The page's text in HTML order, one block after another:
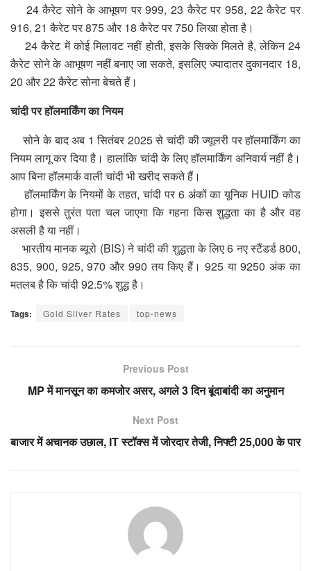
24 कैरेट सोने के आभूषण पर 999, 23 कैरेट पर 958, 22 कैरेट पर
916, 21 कैरेट पर 875 और 18 कैरेट पर 750 लिखा होता है।
24 कैरेट में कोई मिलावट नहीं होती, इसके सिक्के मिलते है, लेकिन 24
कैरेट सोने के आभूषण नहीं बनाए जा सकते, इसलिए ज्यादातर दुकानदार 18,
20 और 22 कैरेट सोना बेचते हैं।
चांदी पर हॉलमार्किंग का नियम
सोने के बाद अब 1 सितंबर 2025 से चांदी की ज्यूलरी पर हॉलमार्किंग का
नियम लागू कर दिया है। हालांकि चांदी के लिए हॉलमार्किंग अनिवार्य नहीं है।
आप बिना हॉलमार्क वाली चांदी भी खरीद सकते हैं।
हॉलमार्किंग के नियमों के तहत, चांदी पर 6 अंकों का यूनिक HUID कोड
होगा। इससे तुरंत पता चल जाएगा कि गहना किस शुद्धता का है और वह
असली है या नहीं।
भारतीय मानक ब्यूरो (BIS) ने चांदी की शुद्धता के लिए 6 नए स्टैंडर्ड 800,
835, 900, 925, 970 और 990 तय किए हैं। 925 या 9250 अंक का
मतलब है कि चांदी 92.5% शुद्ध है।
Tags: Gold Silver Rates top-news
Previous Post
MP में मानसून का कमजोर असर, अगले 3 दिन बूंदाबांदी का अनुमान
Next Post
बाजार में अचानक उछाल, IT स्टॉक्स में जोरदार तेजी, निफ्टी 25,000 के पार